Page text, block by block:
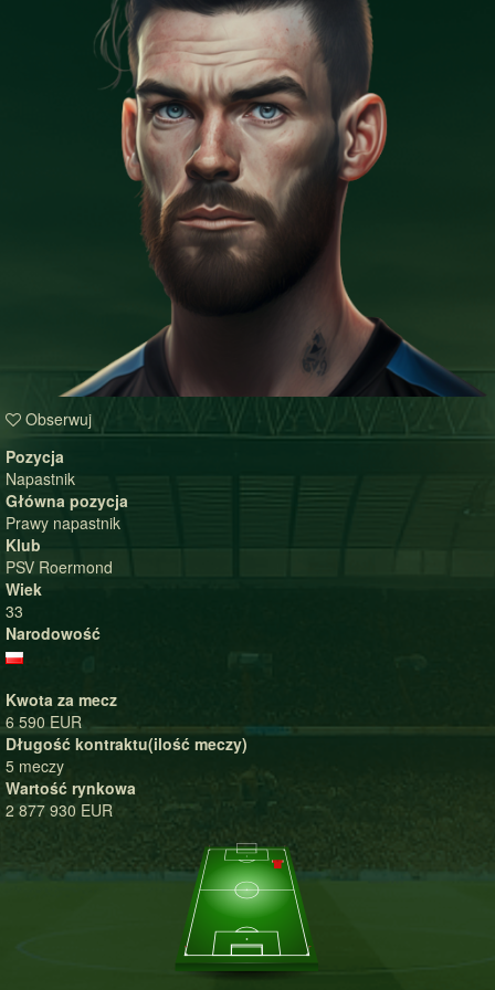
Obserwuj
Pozycja
Napastnik
Główna pozycja
Prawy napastnik
Klub
PSV Roermond
Wiek
33
Narodowość
Kwota za mecz
6 590 EUR
Długość kontraktu(ilość meczy)
5 meczy
Wartość rynkowa
2 877 930 EUR